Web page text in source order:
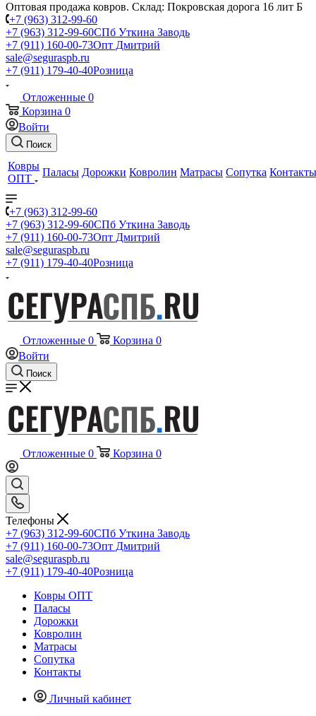
Оптовая продажа ковров. Склад: Покровская дорога 16 лит Б
+7 (963) 312-99-60
+7 (963) 312-99-60СПб Уткина Заводь
+7 (911) 160-00-73Опт Дмитрий
sale@seguraspb.ru
+7 (911) 179-40-40Розница
Отложенные 0
Корзина 0
Войти
Поиск
Ковры
ОПТ
Паласы Дорожки Ковролин Матрасы Сопутка Контакты
+7 (963) 312-99-60
+7 (963) 312-99-60СПб Уткина Заводь
+7 (911) 160-00-73Опт Дмитрий
sale@seguraspb.ru
+7 (911) 179-40-40Розница
Отложенные 0 Корзина 0
Войти
Поиск
Отложенные 0 Корзина 0
Телефоны
+7 (963) 312-99-60СПб Уткина Заводь
+7 (911) 160-00-73Опт Дмитрий
sale@seguraspb.ru
+7 (911) 179-40-40Розница
Ковры ОПТ
Паласы
Дорожки
Ковролин
Матрасы
Сопутка
Контакты
Личный кабинет